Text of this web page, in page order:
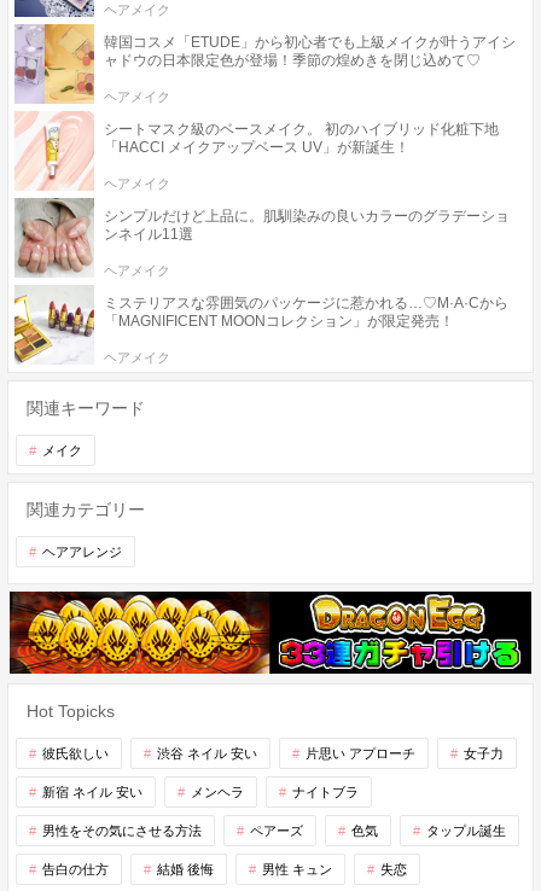
ヘアメイク
韓国コスメ「ETUDE」から初心者でも上級メイクが叶うアイシ
ャドウの日本限定色が登場！季節の煌めきを閉じ込めて♡
ヘアメイク
シートマスク級のベースメイク。 初のハイブリッド化粧下地
「HACCI メイクアップベース UV」が新誕生！
ヘアメイク
シンプルだけど上品に。肌馴染みの良いカラーのグラデーショ
ンネイル11選
ヘアメイク
ミステリアスな雰囲気のパッケージに惹かれる…♡M·A·Cから
「MAGNIFICENT MOONコレクション」が限定発売！
ヘアメイク
関連キーワード
メイク
関連カテゴリー
ヘアアレンジ
Hot Topicks
彼氏欲しい 渋谷 ネイル 安い 片思い アプローチ 女子力
新宿 ネイル 安い メンヘラ ナイトブラ
男性をその気にさせる方法 ペアーズ 色気 タップル誕生
告白の仕方 結婚 後悔 男性 キュン 失恋